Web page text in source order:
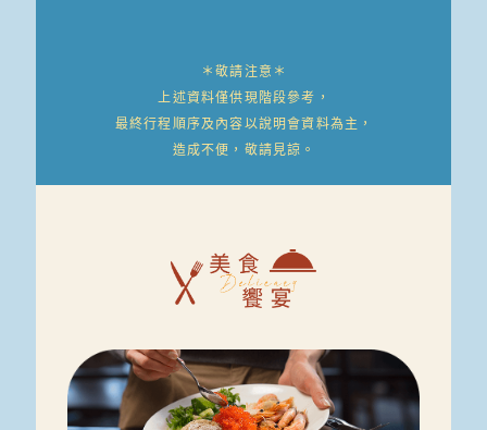
＊敬請注意＊
上述資料僅供現階段參考，
最終行程順序及內容以說明會資料為主，
造成不便，敬請見諒。